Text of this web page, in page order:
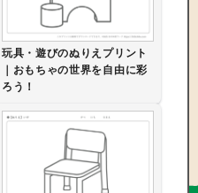
玩具・遊びのぬりえプリント
｜おもちゃの世界を自由に彩
ろう！